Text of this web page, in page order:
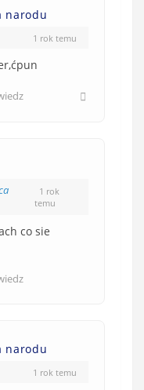
narodu
1 rok temu
1 rok
temu
co sie
narodu
1 rok temu